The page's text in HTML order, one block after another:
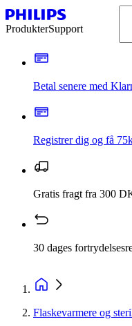
ProdukterSupport
Betal senere med
Registrer dig og få
Gratis fragt fra 300
30 dages
Flaskevarmere og